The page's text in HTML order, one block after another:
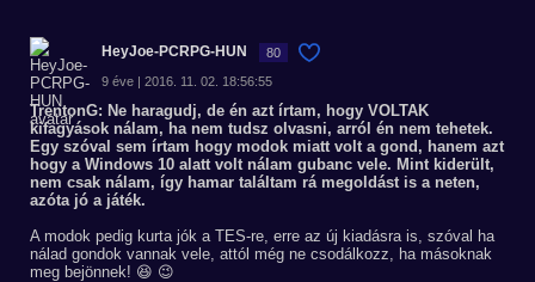
HeyJoe-PCRPG-HUN 80
9 éve | 2016. 11. 02. 18:56:55
TrentonG: Ne haragudj, de én azt írtam, hogy VOLTAK
kifagyások nálam, ha nem tudsz olvasni, arról én nem tehetek.
Egy szóval sem írtam hogy modok miatt volt a gond, hanem azt
hogy a Windows 10 alatt volt nálam gubanc vele. Mint kiderült,
nem csak nálam, így hamar találtam rá megoldást is a neten,
azóta jó a játék.
A modok pedig kurta jók a TES-re, erre az új kiadásra is, szóval ha
nálad gondok vannak vele, attól még ne csodálkozz, ha másoknak
meg bejönnek! 😆 😉